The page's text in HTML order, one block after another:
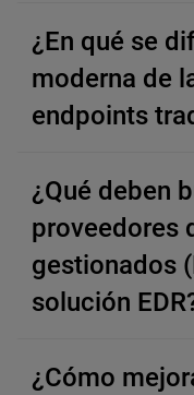
¿En qué se
moderna de
endpoints
¿Qué deben
proveedores
gestionados
solución
¿Cómo